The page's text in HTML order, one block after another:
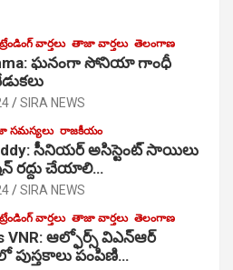
ట్రేండింగ్ వార్తలు తాజా వార్తలు తెలంగాణ
ఘ‌నంగా సోనియా గాంధీ
SIRA NEWS
సమస్యలు రాజకీయం
సీనియర్ అసిస్టెంట్ సాయిలు
రద్దు చేయాలి…
SIRA NEWS
ట్రేండింగ్ వార్తలు తాజా వార్తలు తెలంగాణ
VNR: ఆల్ఫోర్స్ విఎన్ఆర్
పుస్తకాలు పంపిణి…